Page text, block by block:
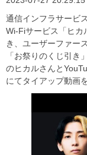
通信インフラサービ
Wi-Fiサービス「ヒカ
き、ユーザーファー
「お祭りのくじ引き
のヒカルさんと
にてタイアップ動画